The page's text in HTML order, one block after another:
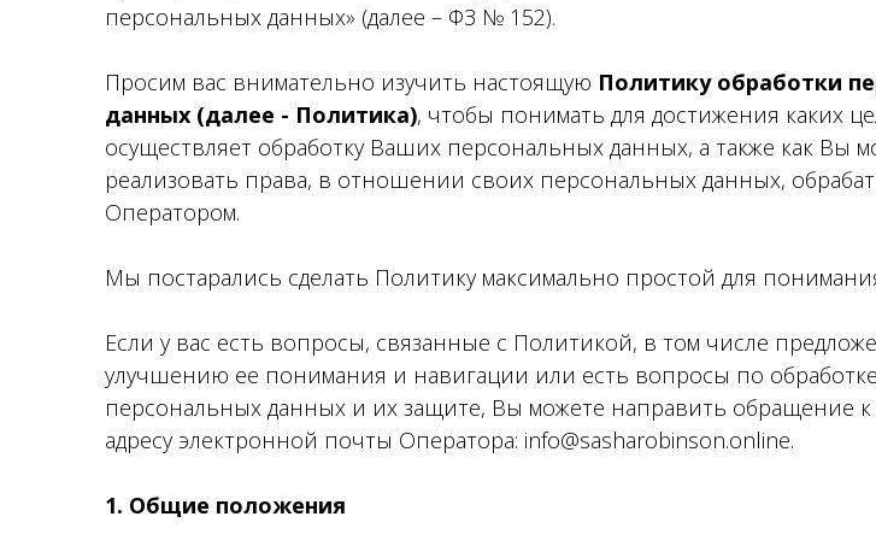
персональных данных» (далее – ФЗ № 152).
Просим вас внимательно изучить настоящую Политику обработки
данных (далее - Политика), чтобы понимать для достижения каких
осуществляет обработку Ваших персональных данных, а также как Вы
реализовать права, в отношении своих персональных данных,
Оператором.
Мы постарались сделать Политику максимально простой для
Если у вас есть вопросы, связанные с Политикой, в том числе
улучшению ее понимания и навигации или есть вопросы по
персональных данных и их защите, Вы можете направить обращение
адресу электронной почты Оператора: info@sasharobinson.online.
1. Общие положения